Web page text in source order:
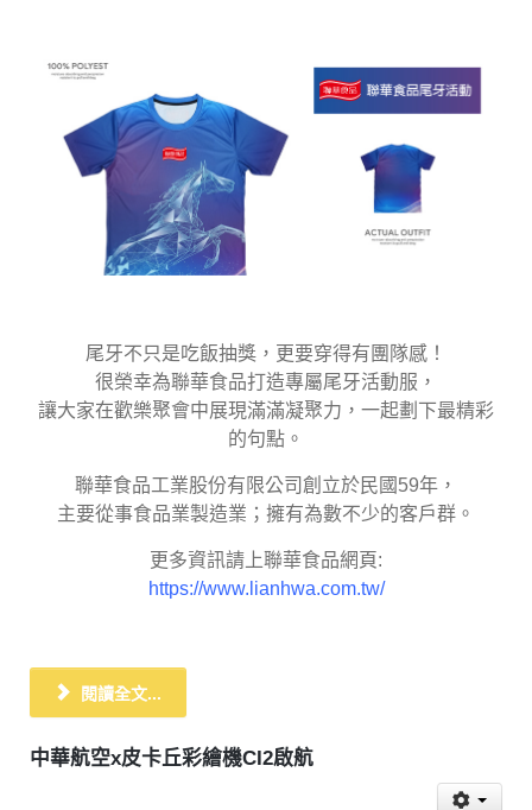
尾牙不只是吃飯抽獎，更要穿得有團隊感！
很榮幸為聯華食品打造專屬尾牙活動服，
讓大家在歡樂聚會中展現滿滿凝聚力，一起劃下最精彩
的句點。
聯華食品工業股份有限公司創立於民國59年，
主要從事食品業製造業；擁有為數不少的客戶群。
更多資訊請上聯華食品網頁:
https://www.lianhwa.com.tw/
閱讀全文...
中華航空x皮卡丘彩繪機CI2啟航